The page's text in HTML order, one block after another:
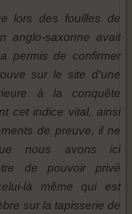
lors des fouilles de
anglo-saxonne avait
permis de confirmer
sur le site d'une
à la conquête
cet indice vital, ainsi
de preuve, il ne
nous avons ici
de pouvoir privé
là même qui est
sur la tapisserie de